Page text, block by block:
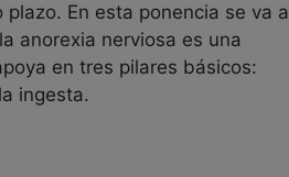
En esta ponencia se va a
anorexia nerviosa es una
en tres pilares básicos:
ingesta.